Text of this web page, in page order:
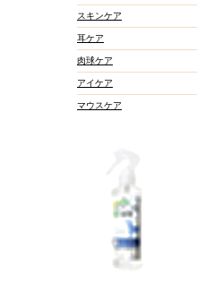
スキンケア
耳ケア
肉球ケア
アイケア
マウスケア